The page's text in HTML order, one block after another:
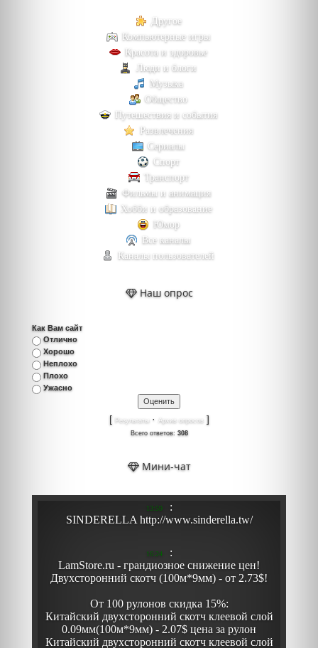
Другое
Компьютерные игры
Красота и здоровье
Люди и блоги
Музыка
Общество
Путешествия и события
Развлечения
Сериалы
Спорт
Транспорт
Фильмы и анимация
Хобби и образование
Юмор
Все каналы
Каналы пользователей
Наш опрос
Как Вам сайт
Отлично
Хорошо
Неплохо
Плохо
Ужасно
[ Результаты · Архив опросов]
Всего ответов: 308
Мини-чат